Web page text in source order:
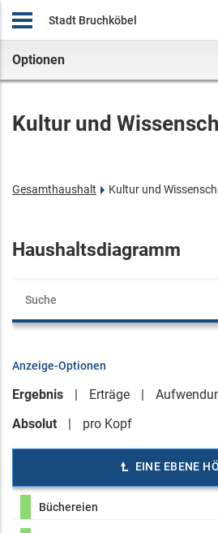
Stadt Bruchköbel
Optionen
Kultur und
Gesamthaushalt Kultur und
Haushaltsdiagramm
Anzeige-Optionen
Ergebnis Erträge
Absolut
pro Kopf
EINE EBENE
Büchereien